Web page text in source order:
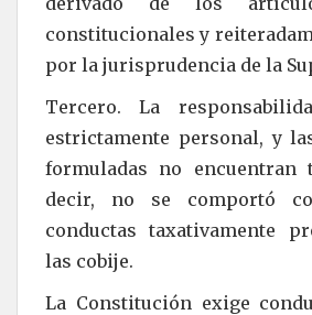
constitucionales y
por la jurisprudencia de la
Tercero. La
estrictamente personal, y
formuladas no
decir, no se comportó
conductas taxativamente
las cobije.
La Constitución exige